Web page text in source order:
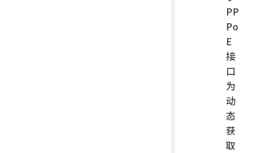
PP
Po
E
接
口
为
动
态
获
取